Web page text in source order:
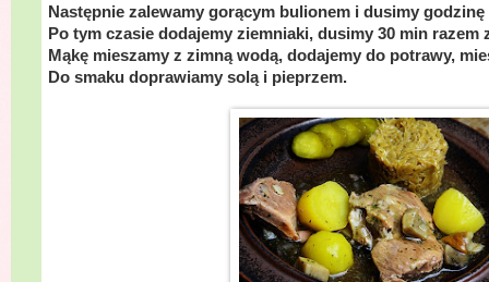
Następnie zalewamy gorącym bulionem i dusimy
Po tym czasie dodajemy ziemniaki, dusimy 30 min razem
Mąkę mieszamy z zimną wodą, dodajemy do potrawy,
Do smaku doprawiamy solą i pieprzem.